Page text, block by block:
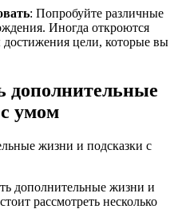
: Попробуйте различные
Иногда откроются
цели, которые вы
дополнительные
умом
жизни и подсказки с
дополнительные жизни и
рассмотреть несколько